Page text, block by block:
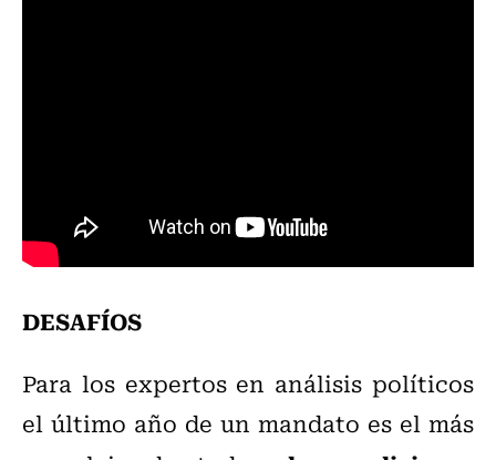
DESAFÍOS
Para los expertos en análisis políticos
el último año de un mandato es el más